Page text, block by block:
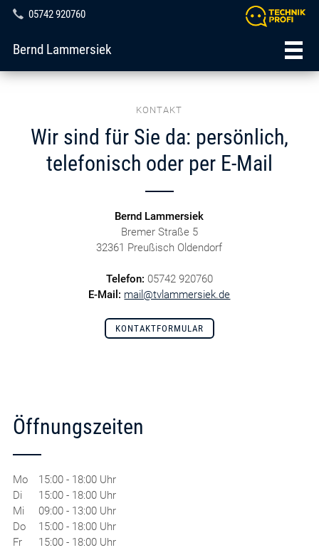
05742 920760
Bernd Lammersiek
KONTAKT
Wir sind für Sie da: persönlich,
telefonisch oder per E-Mail
Bernd Lammersiek
Bremer Straße 5
32361 Preußisch Oldendorf
Telefon: 05742 920760
E-Mail: mail@tvlammersiek.de
KONTAKTFORMULAR
Öffnungszeiten
Mo
Di
Mi
Do
Fr
15:00 - 18:00 Uhr
15:00 - 18:00 Uhr
09:00 - 13:00 Uhr
15:00 - 18:00 Uhr
15:00 - 18:00 Uhr